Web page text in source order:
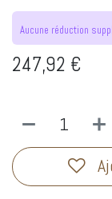
Aucune réduction
247,92 €